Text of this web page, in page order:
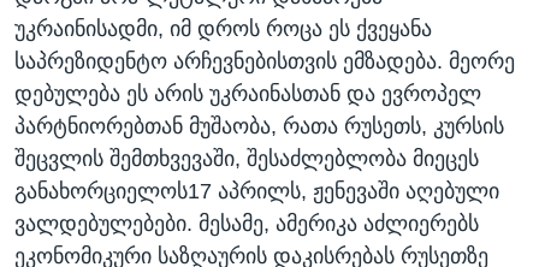
უკრაინისადმი, იმ დროს როცა ეს ქვეყანა
საპრეზიდენტო არჩევნებისთვის ემზადება. მეორე
დებულება ეს არის უკრაინასთან და ევროპელ
პარტნიორებთან მუშაობა, რათა რუსეთს, კურსის
შეცვლის შემთხვევაში, შესაძლებლობა მიეცეს
განახორციელოს17 აპრილს, ჟენევაში აღებული
ვალდებულებები. მესამე, ამერიკა აძლიერებს
ეკონომიკური საზღაურის დაკისრებას რუსეთზე